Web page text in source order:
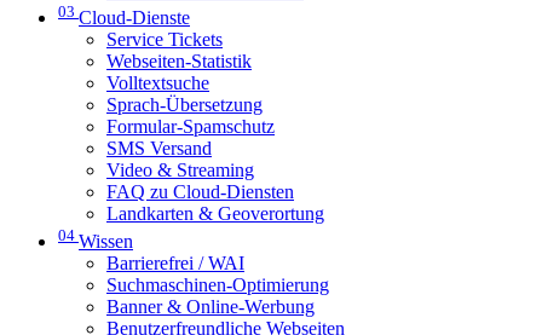
03 Cloud-Dienste
Service Tickets
Webseiten-Statistik
Volltextsuche
Sprach-Übersetzung
Formular-Spamschutz
SMS Versand
Video & Streaming
FAQ zu Cloud-Diensten
Landkarten & Geoverortung
04 Wissen
Barrierefrei / WAI
Suchmaschinen-Optimierung
Banner & Online-Werbung
Benutzerfreundliche Webseiten